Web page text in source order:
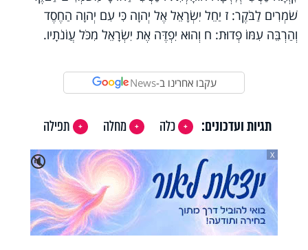
שֹׁמְרִים לַבֹּקֶר: ז יַחֵל יִשְׂרָאֵל אֶל יְהוָה כִּי עִם יְהוָה הַחֶסֶד
וְהַרְבֵּה עִמּוֹ פְדוּת: ח וְהוּא יִפְדֶּה אֶת יִשְׂרָאֵל מִכֹּל עֲוֹנֹתָיו.
עקבו אחרינו ב-News
תגיות ועדכונים: כלה מחלה
תפילה
🔇
X